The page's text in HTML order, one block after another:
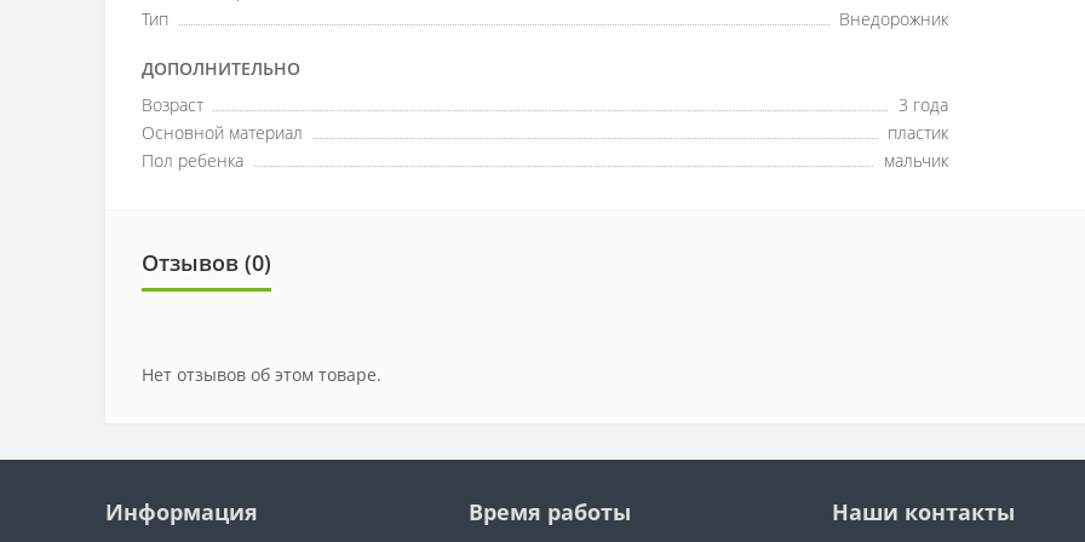
Тип
Внедорожник
ДОПОЛНИТЕЛЬНО
Возраст
3 года
Основной материал
пластик
Пол ребенка
мальчик
Отзывов (0)
Нет отзывов об этом товаре.
Информация Время работы Наши контакты